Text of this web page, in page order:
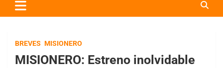
BREVES MISIONERO
MISIONERO: Estreno inolvidable